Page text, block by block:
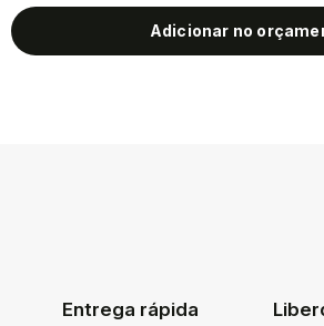
Adicionar no
Entrega rápida